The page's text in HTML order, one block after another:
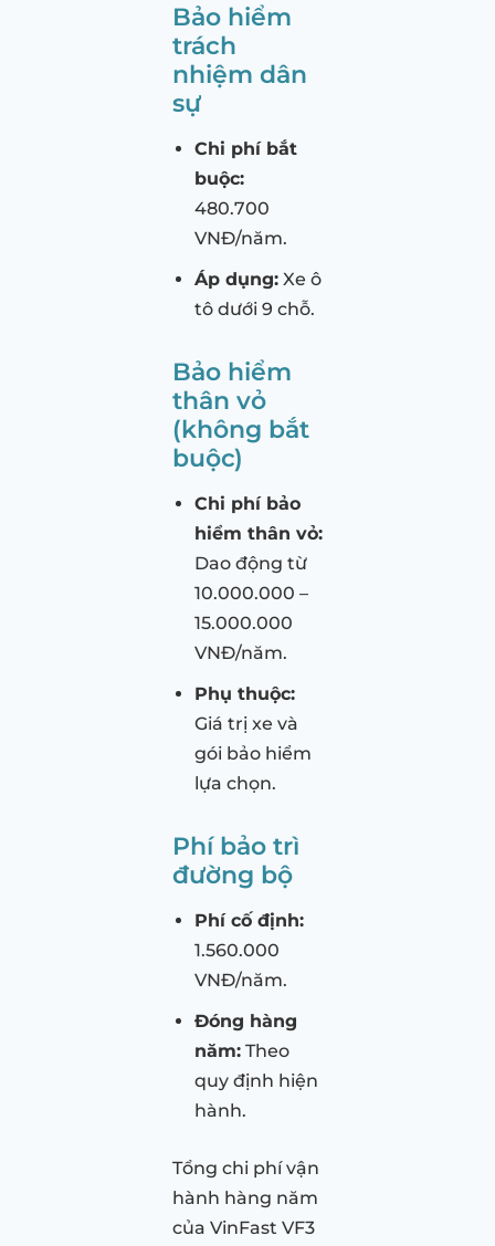
Bảo hiểm
trách
nhiệm dân
sự
Chi phí bắt
buộc:
480.700
VNĐ/năm.
Áp dụng: Xe ô
tô dưới 9 chỗ.
Bảo hiểm
thân vỏ
(không bắt
buộc)
Chi phí bảo
hiểm thân vỏ:
Dao động từ
10.000.000 –
15.000.000
VNĐ/năm.
Phụ thuộc:
Giá trị xe và
gói bảo hiểm
lựa chọn.
Phí bảo trì
đường bộ
Phí cố định:
1.560.000
VNĐ/năm.
Đóng hàng
năm: Theo
quy định hiện
hành.
Tổng chi phí vận
hành hàng năm
của VinFast VF3